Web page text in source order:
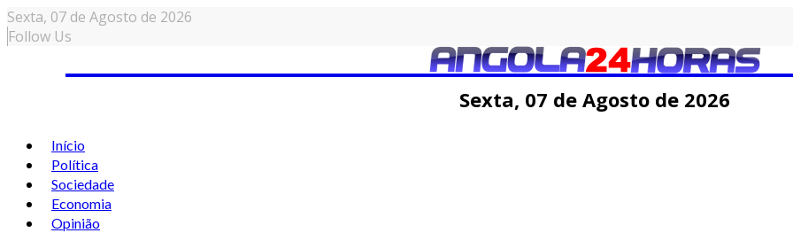
Sexta, 07 de Agosto de 2026
Follow Us
Sexta, 07 de Agosto de 2026
Início
Política
Sociedade
Economia
Opinião